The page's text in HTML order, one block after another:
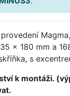
x 180 mm a
s
k montáži.